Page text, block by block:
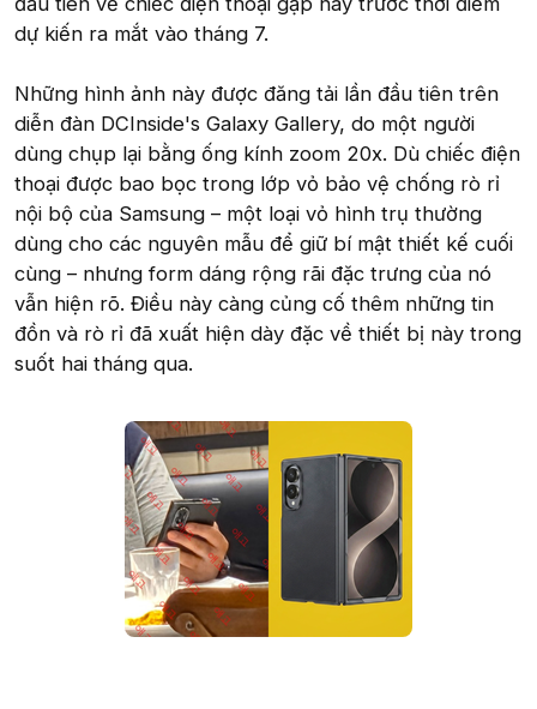
dự kiến ra mắt vào tháng 7.
Những hình ảnh này được đăng tải lần đầu tiên trên
diễn đàn DCInside's Galaxy Gallery, do một người
dùng chụp lại bằng ống kính zoom 20x. Dù chiếc điện
thoại được bao bọc trong lớp vỏ bảo vệ chống rò rỉ
nội bộ của Samsung – một loại vỏ hình trụ thường
dùng cho các nguyên mẫu để giữ bí mật thiết kế cuối
cùng – nhưng form dáng rộng rãi đặc trưng của nó
vẫn hiện rõ. Điều này càng củng cố thêm những tin
đồn và rò rỉ đã xuất hiện dày đặc về thiết bị này trong
suốt hai tháng qua.